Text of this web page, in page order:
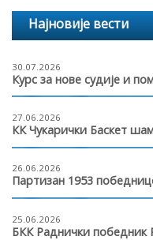
Најновије вести
30.07.2026
Курс за нове судије и
27.06.2026
КК Чукарички Баскет
26.06.2026
Партизан 1953
25.06.2026
БКК Раднички победник